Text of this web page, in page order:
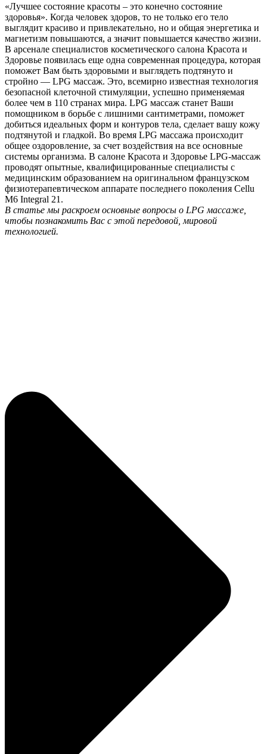
«Лучшее состояние красоты – это конечно состояние
здоровья». Когда человек здоров, то не только его тело
выглядит красиво и привлекательно, но и общая энергетика и
магнетизм повышаются, а значит повышается качество жизни.
В арсенале специалистов косметического салона Красота и
Здоровье появилась еще одна современная процедура, которая
поможет Вам быть здоровыми и выглядеть подтянуто и
стройно — LPG массаж. Это, всемирно известная технология
безопасной клеточной стимуляции, успешно применяемая
более чем в 110 странах мира. LPG массаж станет Ваши
помощником в борьбе с лишними сантиметрами, поможет
добиться идеальных форм и контуров тела, сделает вашу кожу
подтянутой и гладкой. Во время LPG массажа происходит
общее оздоровление, за счет воздействия на все основные
системы организма. В салоне Красота и Здоровье LPG-массаж
проводят опытные, квалифицированные специалисты с
медицинским образованием на оригинальном французском
физиотерапевтическом аппарате последнего поколения Cellu
M6 Integral 21.
В статье мы раскроем основные вопросы о LPG массаже,
чтобы познакомить Вас с этой передовой, мировой
технологией.